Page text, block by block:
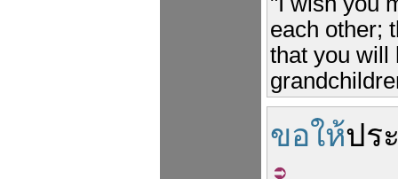
each other;
that you will
ขอให้ปร